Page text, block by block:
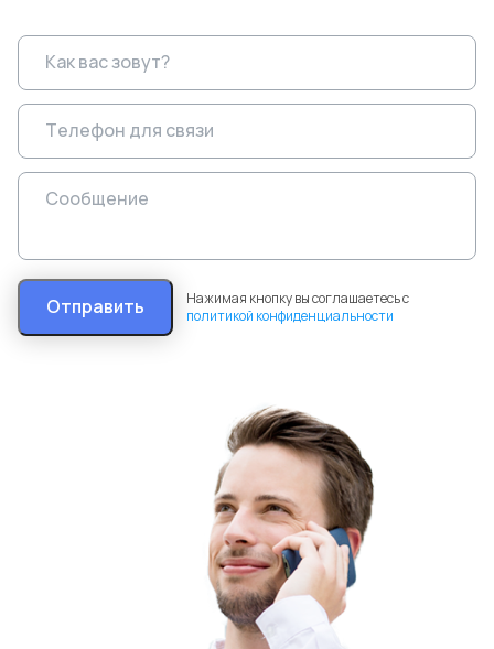
Отправить
Нажимая кнопку вы соглашаетесь с
политикой конфиденциальности